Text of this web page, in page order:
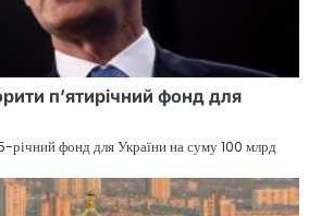
п’ятирічний фонд для
фонд для України на суму 100 млрд